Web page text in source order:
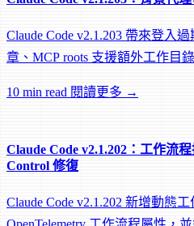
Claude Code v2.1.203 帶來登入
章、MCP roots 支援額外工作目
10 min read 閱讀更多 →
Claude Code v2.1.202：工作流
Control 修復
Claude Code v2.1.202 新增動態